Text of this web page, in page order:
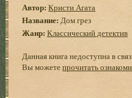
Автор: Кристи Агата
Название: Дом грез
Жанр: Классический детектив
Данная книга недоступна в
Вы можетепрочитать